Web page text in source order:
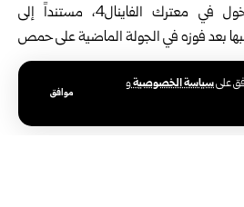
علىسياسة الخصوصيةو
موافق
والبدنية الكاملة قبل الدخول في معترك الفاينال4، مستنداً إلى
بعد فوزه في الجولة الماضية على حمص
جمعت الفريقين انتهت لمصلحة أهلي حلب